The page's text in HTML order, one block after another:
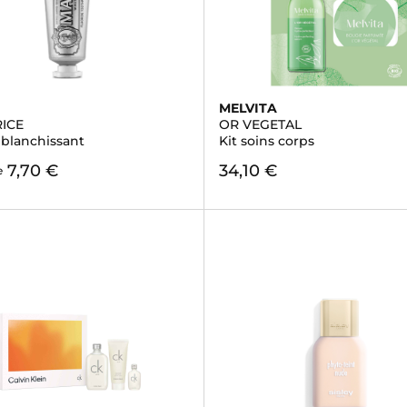
7,70 €
MELVITA
OR VEGETAL
Kit soins corps
34,10 €